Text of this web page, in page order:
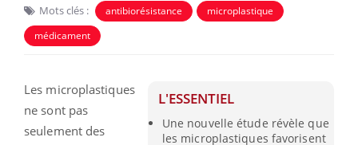
Mots clés : antibiorésistance
microplastique
médicament
L'ESSENTIEL
Une nouvelle étude révèle que
les microplastiques favorisent
Les microplastiques
ne sont pas
seulement des